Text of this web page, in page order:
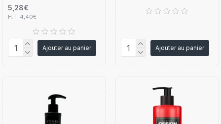
5,28€
H.T :4,40€
Ajouter au panier Ajouter au panier